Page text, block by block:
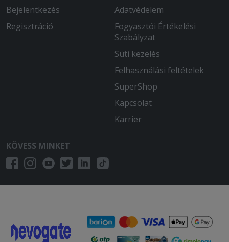
Bejelentkezés
Regisztráció
Adatvédelem
Fogyasztói Értékelési
Szabályzat
Süti kezelés
Felhasználási feltételek
SuperShop
Kapcsolat
Karrier
KÖVESS MINKET